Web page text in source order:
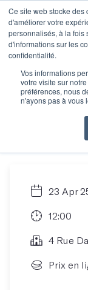
Ce site web stocke des
d'améliorer votre
personnalisés, à la fois
d'informations sur les
confidentialité.
Vos informations
votre visite sur
préférences, nous
n'ayons pas à vous
Mots
23 Apr
12:00
4 Rue
Prix en